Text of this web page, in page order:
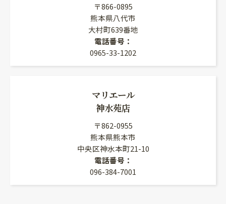
〒866-0895
熊本県八代市
大村町639番地
電話番号：
0965-33-1202
マリエール
神水苑店
〒862-0955
熊本県熊本市
中央区神水本町21-10
電話番号：
096-384-7001